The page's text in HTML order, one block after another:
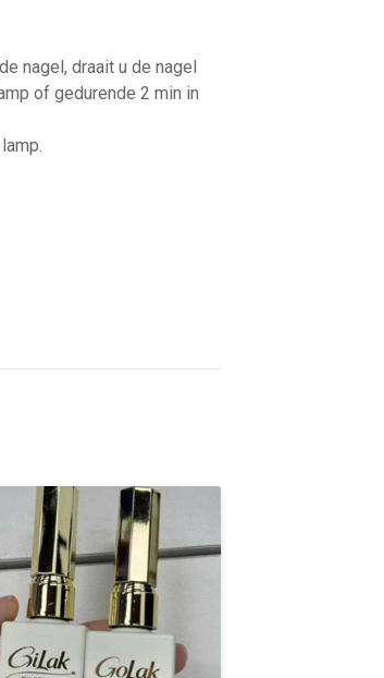
nagel, draait u de nagel
of gedurende 2 min in